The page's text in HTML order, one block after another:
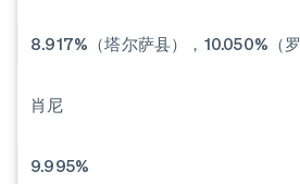
8.917%（塔尔萨县），10.050%（罗
肖尼
9.995%